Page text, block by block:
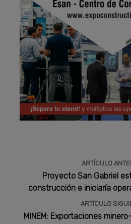
ARTÍCULO
Proyecto San Gabriel
construcción e iniciaría
ARTÍCULO
MINEM: Exportaciones